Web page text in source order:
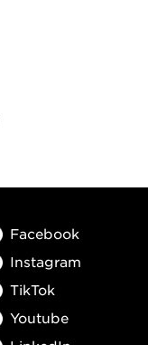
Facebook
Instagram
TikTok
Youtube